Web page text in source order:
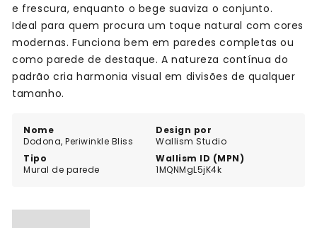
Nome
Dodona, Periwinkle Bliss
Design por
Wallism Studio
Tipo
Mural de parede
Wallism ID (MPN)
1MQNMgL5jK4k
e frescura, enquanto o bege suaviza o conjunto.
Ideal para quem procura um toque natural com cores
modernas. Funciona bem em paredes completas ou
como parede de destaque. A natureza contínua do
padrão cria harmonia visual em divisões de qualquer
tamanho.